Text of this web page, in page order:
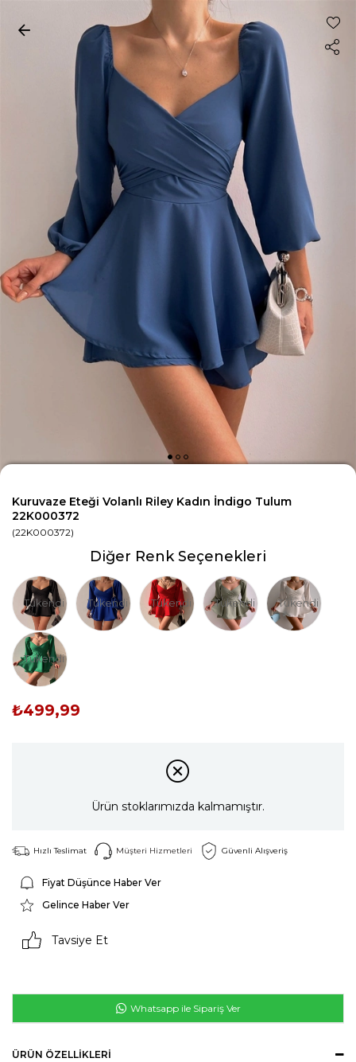
Kuruvaze Eteği Volanlı Riley Kadın İndigo Tulum
22K000372
(22K000372)
Diğer Renk Seçenekleri
Tükendi Tükendi Tükendi Tükendi Tükendi
Tükendi
₺499,99
Ürün stoklarımızda kalmamıştır.
Hızlı Teslimat Müşteri Hizmetleri Güvenli Alışveriş
Fiyat Düşünce Haber Ver
Gelince Haber Ver
Tavsiye Et
Whatsapp ile Sipariş Ver
ÜRÜN ÖZELLIKLERI